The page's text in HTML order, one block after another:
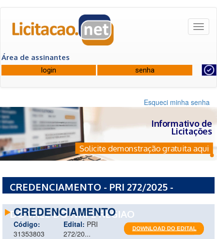
Área de assinantes
Esqueci minha senha
Informativo de
Licitações
Solicite demonstração gratuita aqui
CREDENCIAMENTO - PRI 272/2025 -
DO VALE DO IVAI E REGIAO
CREDENCIAMENTO
Código:
31353803
Edital: PRI
272/20...